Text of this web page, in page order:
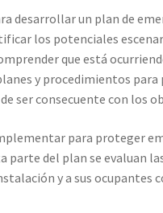
desarrollar un plan de
los potenciales
que está
y procedimientos
ser consecuente con los
para proteger
parte del plan se evaluan
y a sus